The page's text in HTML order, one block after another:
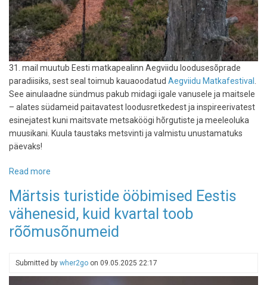
31. mail muutub Eesti matkapealinn Aegviidu loodusesõprade
paradiisiks, sest seal toimub kauaoodatud Aegviidu Matkafestival
See ainulaadne sündmus pakub midagi igale vanusele ja maitsele
– alates südameid paitavatest loodusretkedest ja inspireerivatest
esinejatest kuni maitsvate metsaköögi hõrgutiste ja meeleoluka
muusikani. Kuula taustaks metsvinti ja valmistu unustamatuks
päevaks!
Read more
toimub
matkafestival
seal,
kõik
matkateed
Märtsis turistide ööbimised Eestis
vähenesid, kuid kvartal toob
rõõmusõnumeid
Submitted by wher2go on 09.05.2025 22:17